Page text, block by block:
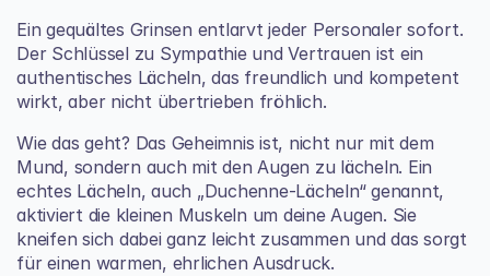
Ein gequältes Grinsen entlarvt jeder Personaler sofort.
Der Schlüssel zu Sympathie und Vertrauen ist ein
authentisches Lächeln, das freundlich und kompetent
wirkt, aber nicht übertrieben fröhlich.
Wie das geht? Das Geheimnis ist, nicht nur mit dem
Mund, sondern auch mit den Augen zu lächeln. Ein
echtes Lächeln, auch „Duchenne-Lächeln“ genannt,
aktiviert die kleinen Muskeln um deine Augen. Sie
kneifen sich dabei ganz leicht zusammen und das sorgt
für einen warmen, ehrlichen Ausdruck.